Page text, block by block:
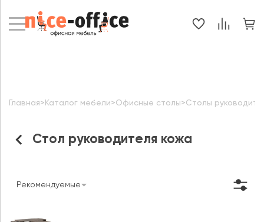
Стол руководителя кожа
Главная> Каталог мебели>Офисные столы>Столы
Рекомендуемые